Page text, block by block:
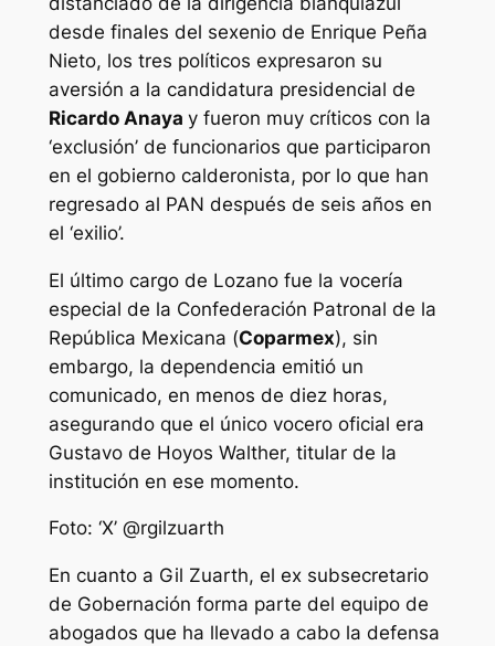
desde finales del sexenio de Enrique Peña
Nieto, los tres políticos expresaron su
aversión a la candidatura presidencial de
Ricardo Anaya y fueron muy críticos con la
‘exclusión’ de funcionarios que participaron
en el gobierno calderonista, por lo que han
regresado al PAN después de seis años en
el ‘exilio’.
El último cargo de Lozano fue la vocería
especial de la Confederación Patronal de la
República Mexicana (Coparmex), sin
embargo, la dependencia emitió un
comunicado, en menos de diez horas,
asegurando que el único vocero oficial era
Gustavo de Hoyos Walther, titular de la
institución en ese momento.
Foto: ‘X’ @rgilzuarth
En cuanto a Gil Zuarth, el ex subsecretario
de Gobernación forma parte del equipo de
abogados que ha llevado a cabo la defensa